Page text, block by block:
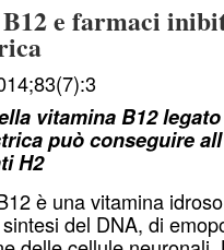
e farmaci
vitamina B12
può conseguire
H2
è una vitamina
del DNA, di